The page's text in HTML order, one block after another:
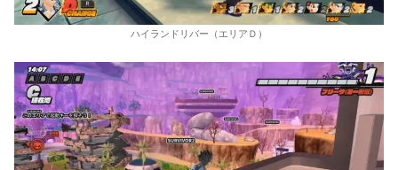
ハイランドリバー（エリアＤ）